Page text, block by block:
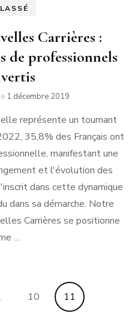
Carrières :
de professionnels
1 décembre 2019
représente un tournant
35,8% des Français ont
manifestant une
et l'évolution des
dans cette dynamique
dans sa démarche. Notre
Carrières se positionne
…
Page
10 Page
11